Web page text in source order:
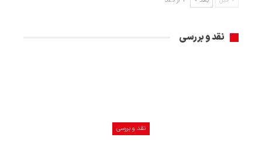
نقد و بررسی
نقد و بررسی